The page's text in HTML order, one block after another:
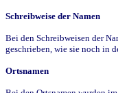
Schreibweise der Namen
Bei den Schreibweisen der
geschrieben, wie sie noch in
Ortsnamen